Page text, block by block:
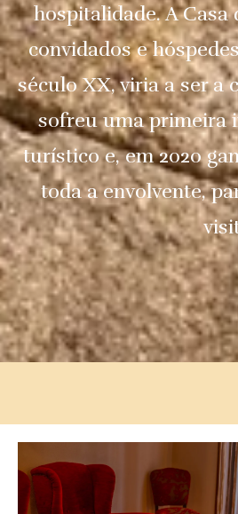
hospitalidade. A
convidados e
século XX, viria a ser a
sofreu uma primeira
turístico e, em 2020
toda a envolvente,